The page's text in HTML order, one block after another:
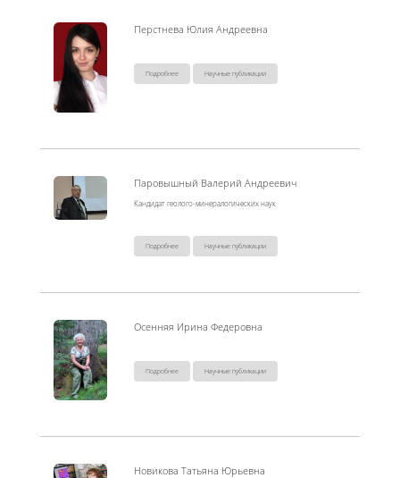
Перстнева Юлия Андреевна
Подробнее Научные публикации
Паровышный Валерий Андреевич
Кандидат геолого-минералогических наук
Подробнее Научные публикации
Осенняя Ирина Федеровна
Подробнее Научные публикации
Новикова Татьяна Юрьевна